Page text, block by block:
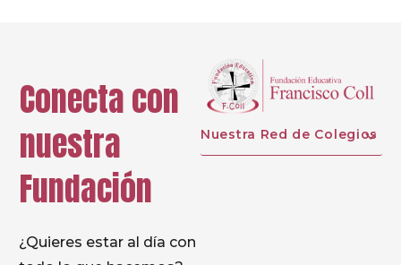
Conecta con
nuestra
Fundación
¿Quieres estar al día con
Nuestra Red de Colegios